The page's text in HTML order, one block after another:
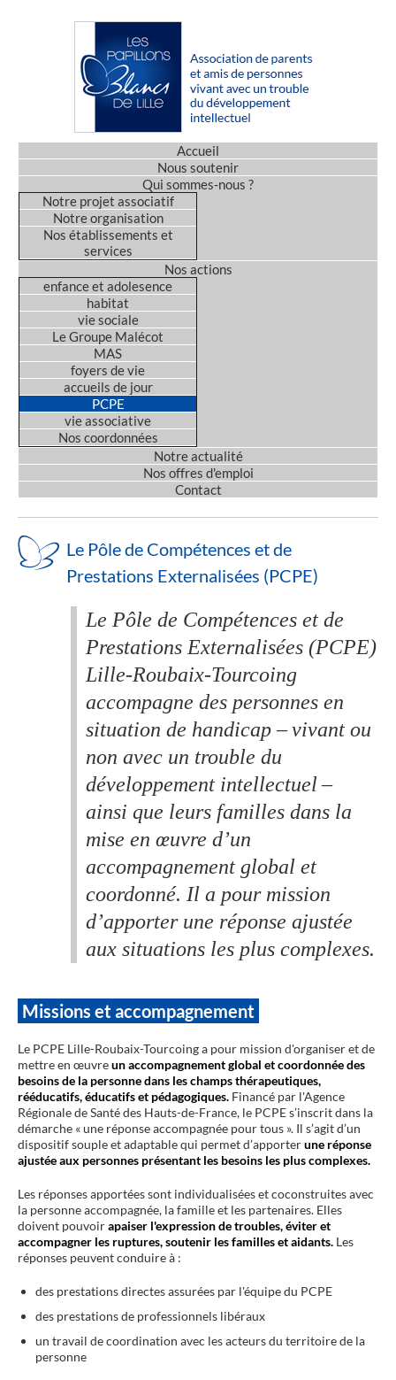
Accueil
Nous soutenir
Qui sommes-nous ?
Notre projet associatif
Notre organisation
Nos établissements et
services
Nos actions
enfance et adolesence
habitat
vie sociale
Le Groupe Malécot
MAS
foyers de vie
accueils de jour
PCPE
vie associative
Nos coordonnées
Notre actualité
Nos offres d'emploi
Contact
Le Pôle de Compétences et de
Prestations Externalisées (PCPE)
Le Pôle de Compétences et de
Prestations Externalisées (PCPE)
Lille-Roubaix-Tourcoing
accompagne des personnes en
situation de handicap – vivant ou
non avec un trouble du
développement intellectuel –
ainsi que leurs familles dans la
mise en œuvre d’un
accompagnement global et
coordonné. Il a pour mission
d’apporter une réponse ajustée
aux situations les plus complexes.
Missions et accompagnement
Le PCPE Lille-Roubaix-Tourcoing a pour mission d'organiser et de
mettre en œuvreun accompagnement global et coordonnée des
besoins de la personne dans les champs thérapeutiques,
rééducatifs, éducatifs et pédagogiques. Financé par l'Agence
Régionale de Santé des Hauts-de-France, le PCPE s’inscrit dans la
démarche « une réponse accompagnée pour tous ». Il s’agit d’un
dispositif souple et adaptable qui permet d’apporterune réponse
ajustée aux personnes présentant les besoins les plus complexes.
Les réponses apportées sont individualisées et coconstruites avec
la personne accompagnée, la famille et les partenaires. Elles
doivent pouvoirapaiser l'expression de troubles, éviter et
accompagner les ruptures, soutenir les familles et aidants. Les
réponses peuvent conduire à :
des prestations directes assurées par l'équipe du PCPE
des prestations de professionnels libéraux
un travail de coordination avec les acteurs du territoire de la
personne